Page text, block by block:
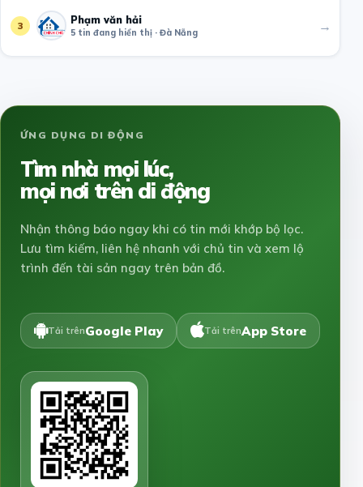
3 Phạm văn hải
5 tin đang hiển thị · Đà Nẵng →
ỨNG DỤNG DI ĐỘNG
Tìm nhà mọi lúc,
mọi nơi trên di động
Nhận thông báo ngay khi có tin mới khớp bộ lọc.
Lưu tìm kiếm, liên hệ nhanh với chủ tin và xem lộ
trình đến tài sản ngay trên bản đồ.
Tải trênGoogle Play Tải trênApp Store